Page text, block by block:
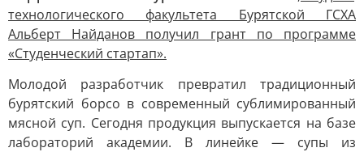
технологического факультета Бурятской ГСХА
Альберт Найданов получил грант по программе
«Студенческий стартап».
Молодой разработчик превратил традиционный
бурятский борсо в современный сублимированный
мясной суп. Сегодня продукция выпускается на базе
лабораторий академии. В линейке — супы из